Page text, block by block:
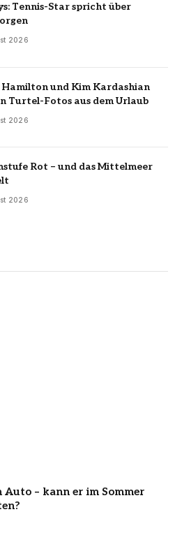
Tennis-Star spricht über
2026
Hamilton und Kim Kardashian
Turtel-Fotos aus dem Urlaub
2026
Rot – und das Mittelmeer
2026
Auto – kann er im Sommer